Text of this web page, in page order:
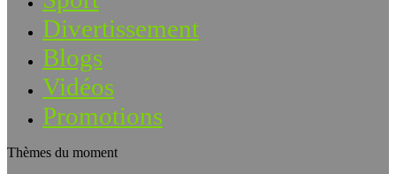
Divertissement
Blogs
Vidéos
Promotions
Thèmes du moment